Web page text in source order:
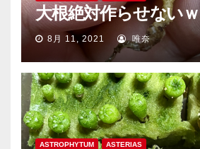
大根絶対作らせないｗ
8月 11, 2021 唯奈
ASTROPHYTUM ASTERIAS